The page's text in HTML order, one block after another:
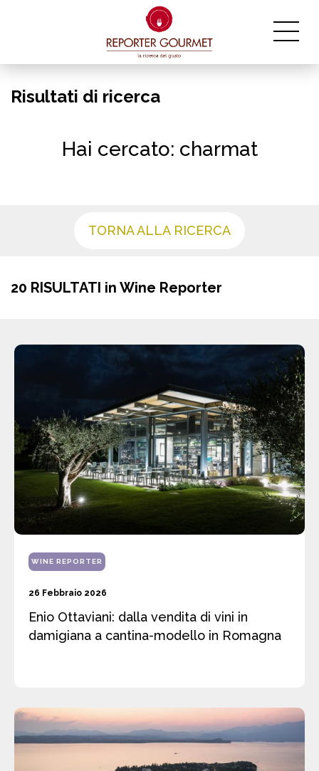
Risultati di ricerca
Hai cercato: charmat
TORNA ALLA RICERCA
20 RISULTATI in Wine Reporter
WINE REPORTER
26 Febbraio 2026
Enio Ottaviani: dalla vendita di vini in
damigiana a cantina-modello in Romagna